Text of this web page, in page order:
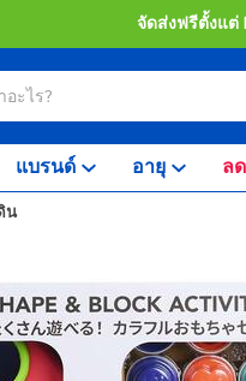
จัดส่งฟรีตั้งแต่
แบรนด์ อายุ ล
น